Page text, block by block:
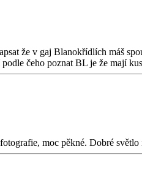
že v gaj Blanokřídlích máš
čeho poznat BL je že mají
moc pěkné. Dobré